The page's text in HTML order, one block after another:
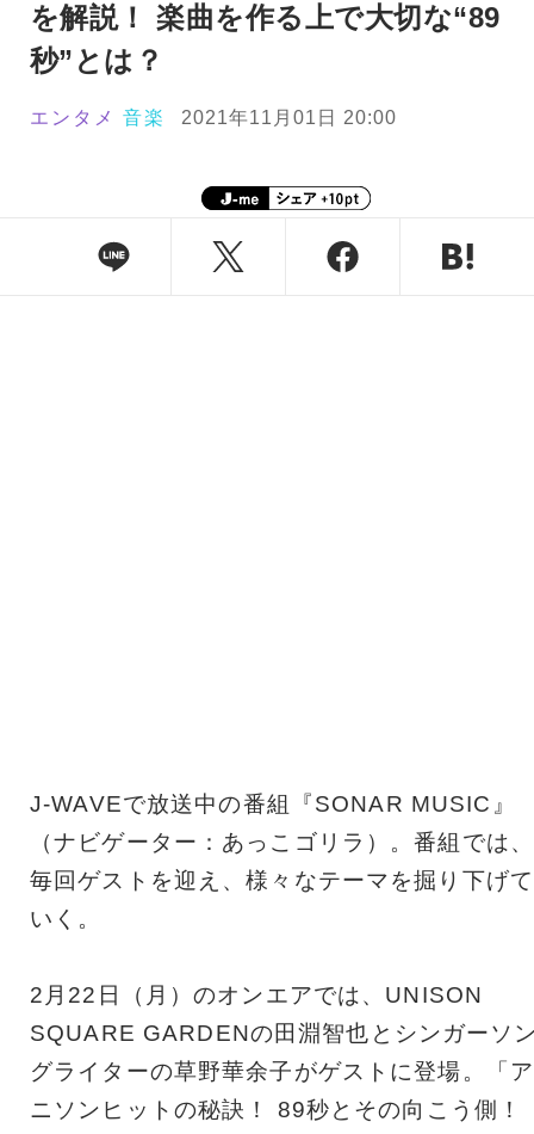
を解説！ 楽曲を作る上で大切な“89
秒”とは？
エンタメ 音楽 2021年11月01日 20:00
J-WAVEで放送中の番組『SONAR MUSIC』
（ナビゲーター：あっこゴリラ）。番組では、
毎回ゲストを迎え、様々なテーマを掘り下げて
いく。
2月22日（月）のオンエアでは、UNISON
SQUARE GARDENの田淵智也とシンガーソ
グライターの草野華余子がゲストに登場。「ア
ニソンヒットの秘訣！ 89秒とその向こう側！